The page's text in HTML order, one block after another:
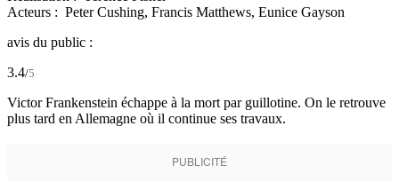
Acteurs : Peter Cushing, Francis Matthews, Eunice Gayson
avis du public :
3.4/5
Victor Frankenstein échappe à la mort par guillotine. On le retrouve
plus tard en Allemagne où il continue ses travaux.